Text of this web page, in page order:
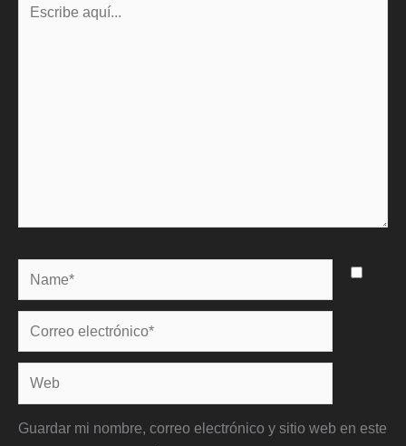
Name*
Correo
electrónico*
Web
Guardar mi nombre, correo electrónico y sitio web en este